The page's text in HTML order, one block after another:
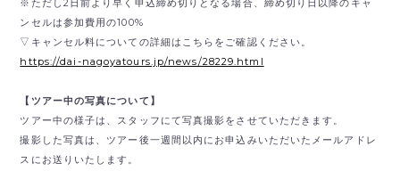
※ただし2日前より早く申込締め切りとなる場合、締め切り日以降のキャ
ンセルは参加費用の100%
▽キャンセル料についての詳細はこちらをご確認ください。
https://dai-nagoyatours.jp/news/28229.html
【ツアー中の写真について】
ツアー中の様子は、スタッフにて写真撮影をさせていただきます。
撮影した写真は、ツアー後一週間以内にお申込みいただいたメールアドレ
スにお送りいたします。